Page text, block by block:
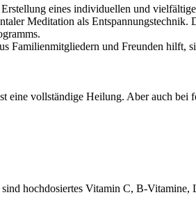
eines individuellen und
Meditation als Entspannungstechnik.
Familienmitgliedern und Freunden hilft,
eine vollständige Heilung. Aber auch bei
hochdosiertes Vitamin C, B-